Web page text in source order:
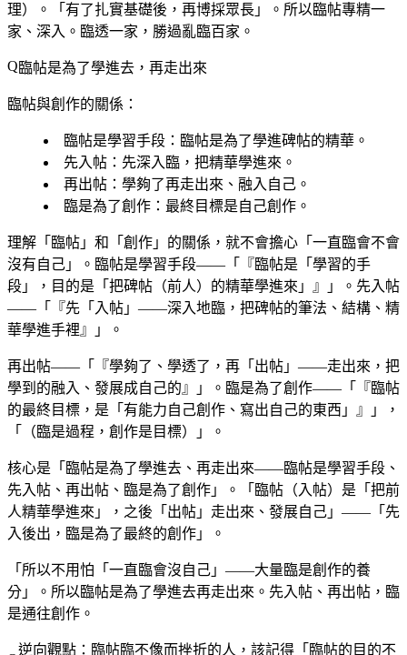
理）。「有了扎實基礎後，再博採眾長」。所以臨帖專精一
家、深入。臨透一家，勝過亂臨百家。
臨帖是為了學進去，再走出來
臨帖與創作的關係：
臨帖是學習手段 ：臨帖是為了學進碑帖的精華。
先入帖 ：先深入臨，把精華學進來。
再出帖 ：學夠了再走出來、融入自己。
臨是為了創作 ：最終目標是自己創作。
理解「臨帖」和「創作」的關係，就不會擔心「一直臨會不會
沒有自己」。臨帖是學習手段——「『臨帖是「學習的手
段」，目的是「把碑帖（前人）的精華學進來」』」。先入帖
——「『先「入帖」——深入地臨，把碑帖的筆法、結構、精
華學進手裡』」。
再出帖——「『學夠了、學透了，再「出帖」——走出來，把
學到的融入、發展成自己的』」。臨是為了創作——「『臨帖
的最終目標，是「有能力自己創作、寫出自己的東西」』」，
「（臨是過程，創作是目標）」。
核心是「臨帖是為了學進去、再走出來——臨帖是學習手段、
先入帖、再出帖、臨是為了創作」。「臨帖（入帖）是「把前
人精華學進來」，之後「出帖」走出來、發展自己」——「先
入後出，臨是為了最終的創作」。
「所以不用怕「一直臨會沒自己」——大量臨是創作的養
分」。所以臨帖是為了學進去再走出來。先入帖、再出帖，臨
是通往創作。
逆向觀點：臨帖臨不像而挫折的人，該記得「臨帖的目的不